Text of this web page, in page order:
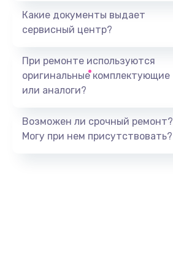
Какие документы выдает
сервисный центр?
При ремонте используются
оригинальные комплектующие
или аналоги?
Возможен ли срочный ремонт?
Могу при нем присутствовать?